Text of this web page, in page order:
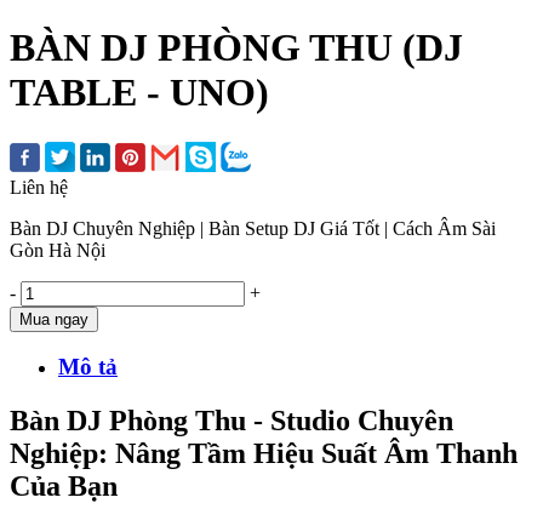
BÀN DJ PHÒNG THU (DJ
TABLE - UNO)
Liên hệ
Bàn DJ Chuyên Nghiệp | Bàn Setup DJ Giá Tốt | Cách Âm Sài
Gòn Hà Nội
- +
Mua ngay
Mô tả
Bàn DJ Phòng Thu - Studio Chuyên
Nghiệp: Nâng Tầm Hiệu Suất Âm Thanh
Của Bạn